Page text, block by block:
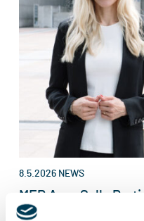
8.5.2026 NEWS
MEP Aura Salla
Discussion at